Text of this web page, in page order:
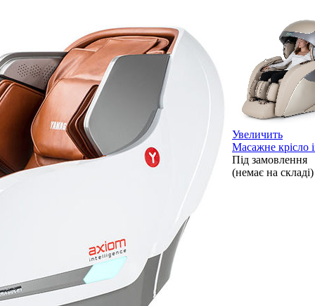
Увеличить
Масажне крісло
Під замовлення
(немає на складі)